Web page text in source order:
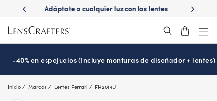
main
content
lentes
¿Es hora de tu examen de la vista?
Disfruta -
-40% en espejuelos (Incluye monturas de diseñador + lentes)
Inicio Marcas Lentes Ferrari FH2014U